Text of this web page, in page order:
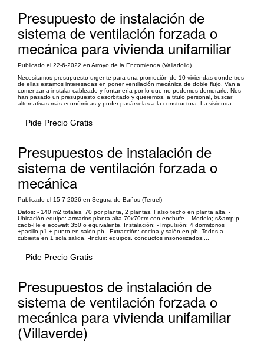
Presupuesto de instalación de
sistema de ventilación forzada o
mecánica para vivienda unifamiliar
Publicado el 22-6-2022 en Arroyo de la Encomienda (Valladolid)
Necesitamos presupuesto urgente para una promoción de 10 viviendas donde tres
de ellas estamos interesadas en poner ventilación mecánica de doble flujo. Van a
comenzar a instalar cableado y fontanería por lo que no podemos demorarlo. Nos
han pasado un presupuesto desorbitado y queremos, a titulo personal, buscar
alternativas más económicas y poder pasárselas a la constructora. La vivienda...
Pide Precio Gratis
Presupuestos de instalación de
sistema de ventilación forzada o
mecánica
Publicado el 15-7-2026 en Segura de Baños (Teruel)
Datos: - 140 m2 totales, 70 por planta, 2 plantas. Falso techo en planta alta, -
Ubicación equipo: armarios planta alta 70x70cm con enchufe. - Modelo; s&amp;p
cadb-He e ecowatt 350 o equivalente, Instalación: - Impulsión: 4 dormitorios
+pasillo p1 + punto en salón pb. -Extracción: cocina y salón en pb. Todos a
cubierta en 1 sola salida. -Incluir: equipos, conductos insonorizados,...
Pide Precio Gratis
Presupuestos de instalación de
sistema de ventilación forzada o
mecánica para vivienda unifamiliar
(Villaverde)